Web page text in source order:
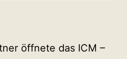
öffnete das ICM –